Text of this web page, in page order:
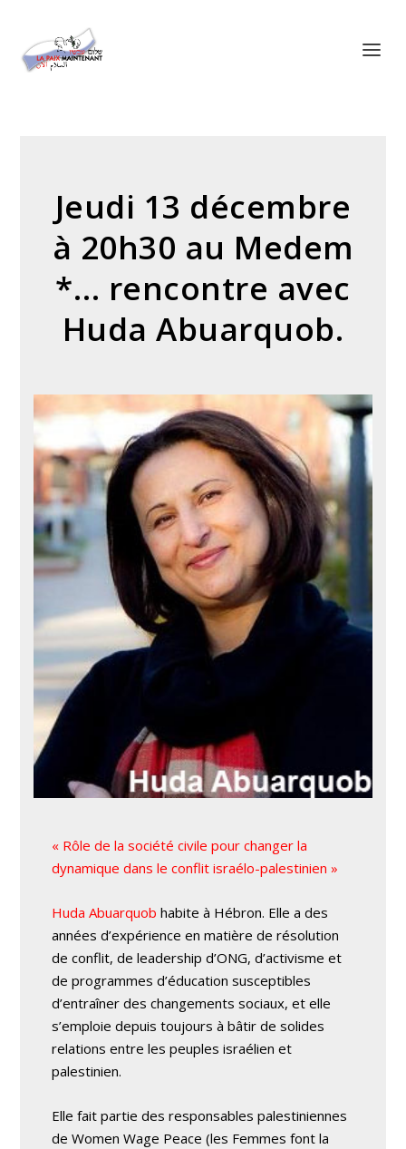
Jeudi 13 décembre
à 20h30 au Medem
*… rencontre avec
Huda Abuarquob.
« Rôle de la société civile pour changer la
dynamique dans le conflit israélo-palestinien »
Huda Abuarquob habite à Hébron. Elle a des
années d’expérience en matière de résolution
de conflit, de leadership d’ONG, d’activisme et
de programmes d’éducation susceptibles
d’entraîner des changements sociaux, et elle
s’emploie depuis toujours à bâtir de solides
relations entre les peuples israélien et
palestinien.
Elle fait partie des responsables palestiniennes
de Women Wage Peace (les Femmes font la